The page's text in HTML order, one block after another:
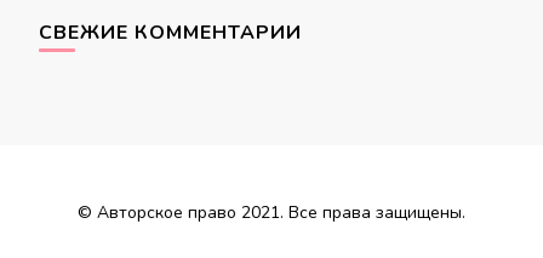
СВЕЖИЕ КОММЕНТАРИИ
© Авторское право 2021. Все права защищены.